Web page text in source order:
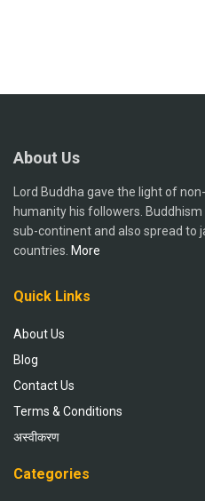
About Us
Lord Buddha gave the light of
humanity his followers.
sub-continent and also spread to
countries. More
Quick Links
About Us
Blog
Contact Us
Terms & Conditions
अस्वीकरण
Categories